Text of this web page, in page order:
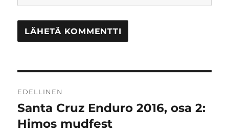
selaus
EDELLINEN
Edellinen
artikkeli:
Santa Cruz Enduro 2016, osa 2:
Himos mudfest